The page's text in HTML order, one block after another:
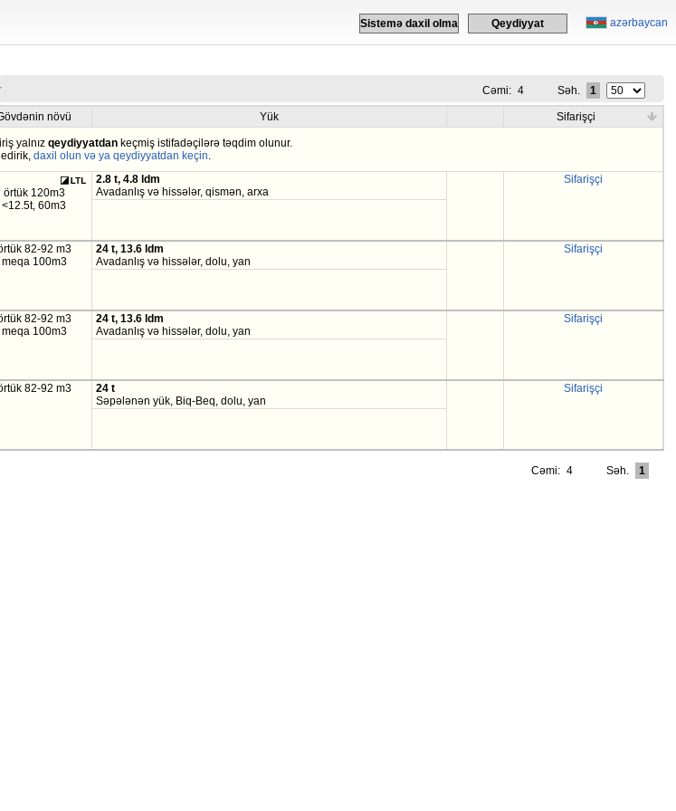
azərbaycan
Sistemə daxil olma Qeydiyyat
Cəmi: 4 Səh. 1
növü Yük Sifarişçi
yalnız qeydiyyatdankeçmiş istifadəçilərə təqdim olunur.
daxil olun və ya qeydiyyatdan keçin.
örtük 120m3
<12.5t, 60m3
2.8 t, 4.8 ldm
Avadanlış və hissələr, qismən, arxa
Sifarişçi
82-92 m3
meqa 100m3
24 t, 13.6 ldm
Avadanlış və hissələr, dolu, yan
Sifarişçi
82-92 m3
meqa 100m3
24 t, 13.6 ldm
Avadanlış və hissələr, dolu, yan
Sifarişçi
82-92 m3
24 t
Səpələnən yük, Biq-Beq, dolu, yan
Sifarişçi
Cəmi: 4 Səh. 1